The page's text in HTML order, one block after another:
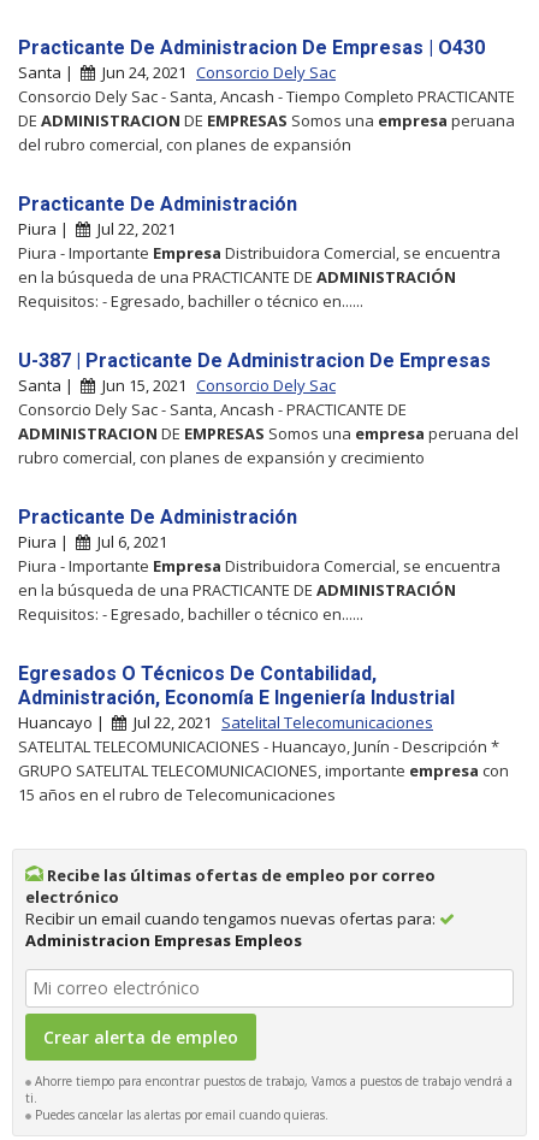
Practicante De Administracion De Empresas | O430
Santa | Jun 24, 2021 Consorcio Dely Sac
Consorcio Dely Sac - Santa, Ancash - Tiempo Completo PRACTICANTE
DE ADMINISTRACION DE EMPRESAS Somos una empresa peruana
del rubro comercial, con planes de expansión
Practicante De Administración
Piura |
Jul 22, 2021
Piura - Importante Empresa Distribuidora Comercial, se encuentra
en la búsqueda de una PRACTICANTE DE ADMINISTRACIÓN
Requisitos: - Egresado, bachiller o técnico en......
U-387 | Practicante De Administracion De Empresas
Santa | Jun 15, 2021 Consorcio Dely Sac
Consorcio Dely Sac - Santa, Ancash - PRACTICANTE DE
ADMINISTRACION DE EMPRESAS Somos una empresa peruana del
rubro comercial, con planes de expansión y crecimiento
Practicante De Administración
Piura |
Jul 6, 2021
Piura - Importante Empresa Distribuidora Comercial, se encuentra
en la búsqueda de una PRACTICANTE DE ADMINISTRACIÓN
Requisitos: - Egresado, bachiller o técnico en......
Egresados O Técnicos De Contabilidad,
Administración, Economía E Ingeniería Industrial
Huancayo | Jul 22, 2021
Satelital Telecomunicaciones
SATELITAL TELECOMUNICACIONES - Huancayo, Junín - Descripción *
GRUPO SATELITAL TELECOMUNICACIONES, importante empresa con
15 años en el rubro de Telecomunicaciones
Recibe las últimas ofertas de empleo por correo
electrónico
Recibir un email cuando tengamos nuevas ofertas para:
Administracion Empresas Empleos
Ahorre tiempo para encontrar puestos de trabajo, Vamos a puestos de trabajo vendrá a
ti.
Puedes cancelar las alertas por email cuando quieras.